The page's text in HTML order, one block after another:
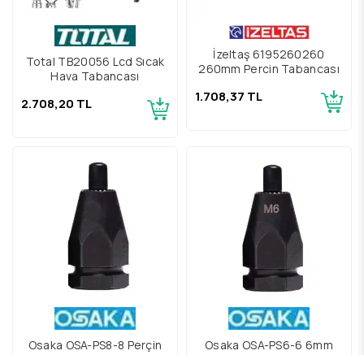
Total TB20056 Lcd Sıcak
Hava Tabancası
2.708,20 TL
İzeltaş 6195260260
260mm Perçin Tabancası
1.708,37 TL
Osaka OSA-PS8-8 Perçin
Osaka OSA-PS6-6 6mm